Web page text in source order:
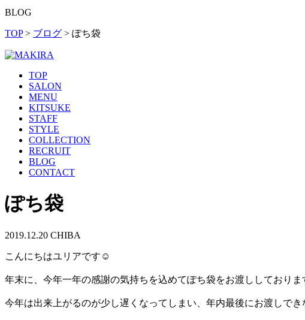
BLOG
TOP> ブログ > ぽち袋
TOP
SALON
MENU
KITSUKE
STAFF
STYLE
COLLECTION
RECRUIT
BLOG
CONTACT
ぽち袋
2019.12.20 CHIBA
こんにちはユリアです☺︎
年末に、今年一年の感謝の気持ちを込めてぽち袋をお渡ししており
今年は出来上がるのが少し遅くなってしまい、年内最後にお渡しで